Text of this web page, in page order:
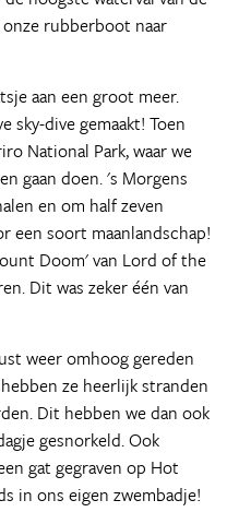
rubberboot naar
aan een groot meer.
sky-dive gemaakt! Toen
National Park, waar we
gaan doen. 's Morgens
en om half zeven
een soort maanlandschap!
Doom' van Lord of the
Dit was zeker één van
weer omhoog gereden
ze heerlijk stranden
Dit hebben we dan ook
gesnorkeld. Ook
gat gegraven op Hot
in ons eigen zwembadje!